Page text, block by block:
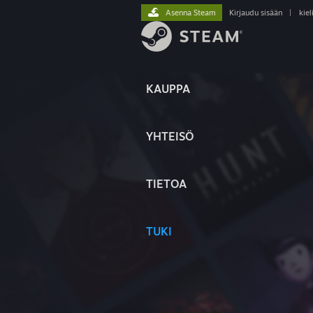
KAUPPA
YHTEISÖ
TIETOA
TUKI
Asenna Steam Kirjaudu sisään kieli